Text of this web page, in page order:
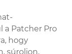
a Patcher Pro
hogy
súroljon,